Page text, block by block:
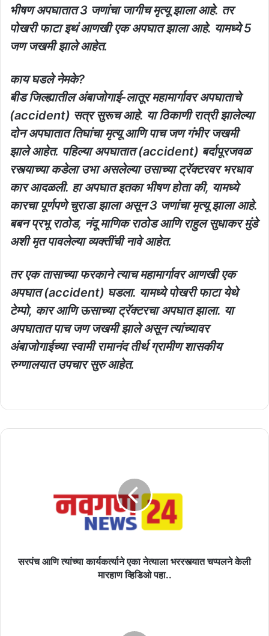
भीषण अपघातात 3 जणांचा जागीच मृत्यू झाला आहे. तर
पोखरी फाटा इथं आणखी एक अपघात झाला आहे. यामध्ये 5
जण जखमी झाले आहेत.
काय घडले नेमके?
बीड जिल्ह्यातील अंबाजोगाई-लातूर महामार्गावर अपघाताचे
(accident) सत्र सुरूच आहे. या ठिकाणी रात्री झालेल्या
दोन अपघातात तिघांचा मृत्यू आणि पाच जण गंभीर जखमी
झाले आहेत. पहिल्या अपघातात (accident) बर्दापूरजवळ
रस्त्याच्या कडेला उभा असलेल्या उसाच्या ट्रॅक्टरवर भरधाव
कार आदळली. हा अपघात इतका भीषण होता की, यामध्ये
कारचा पूर्णपणे चुराडा झाला असून 3 जणांचा मृत्यू झाला आहे.
बबन प्रभू राठोड, नंदू माणिक राठोड आणि राहुल सुधाकर मुंडे
अशी मृत पावलेल्या व्यक्तींची नावे आहेत.
तर एक तासाच्या फरकाने त्याच महामार्गावर आणखी एक
अपघात (accident) घडला. यामध्ये पोखरी फाटा येथे
टेम्पो, कार आणि ऊसाच्या ट्रॅक्टरचा अपघात झाला. या
अपघातात पाच जण जखमी झाले असून त्यांच्यावर
अंबाजोगाईच्या स्वामी रामानंद तीर्थ ग्रामीण शासकीय
रुग्णालयात उपचार सुरु आहेत.
मारहाण
सरपंच आणि त्यांच्या कार्यकर्त्याने एका नेत्याला भररस्त्यात चप्पलने केली
मारहाण व्हिडिओ पहा..